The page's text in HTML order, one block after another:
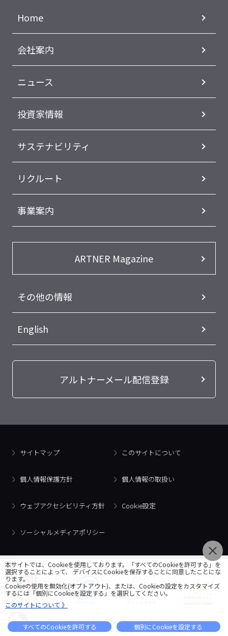
Home
会社案内
ニュース
投資家情報
サステナビリティ
リクルート
事業案内
ARTNER Magazine
その他の情報
English
アルトナーメール配信登録
サイトマップ このサイトについて
個人情報保護方針 個人情報の取扱い
ウェブアクセシビリティ方針 Cookie設定
ソーシャルメディアポリシー
© 2018 Artner Co., Ltd. All Rights Reserved.
本サイトでは、Cookieを使用しております。「すべてのCookieを許可する」を
選択することによって、 デバイスにCookieを保存することに同意したことにな
ります。
Cookieの使用を無効化(オプトアウト)、または、Cookieの設定をカスタマイズ
するには「個別にCookieを設定する」を選択してください。
このサイトについて 》
すべてのCookieを許可する 個別にCookieを設定する